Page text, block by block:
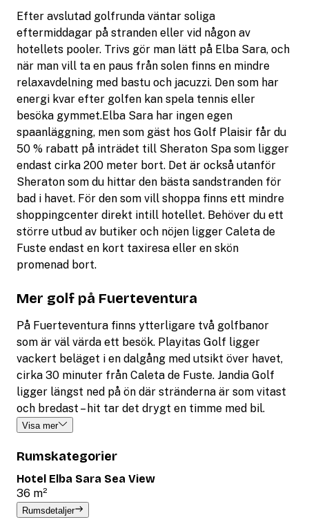
Efter avslutad golfrunda väntar soliga
eftermiddagar på stranden eller vid någon av
hotellets pooler. Trivs gör man lätt på Elba Sara, och
när man vill ta en paus från solen finns en mindre
relaxavdelning med bastu och jacuzzi. Den som har
energi kvar efter golfen kan spela tennis eller
besöka gymmet.Elba Sara har ingen egen
spaanläggning, men som gäst hos Golf Plaisir får du
50 % rabatt på inträdet till Sheraton Spa som ligger
endast cirka 200 meter bort. Det är också utanför
Sheraton som du hittar den bästa sandstranden för
bad i havet. För den som vill shoppa finns ett mindre
shoppingcenter direkt intill hotellet. Behöver du ett
större utbud av butiker och nöjen ligger Caleta de
Fuste endast en kort taxiresa eller en skön
promenad bort.
Mer golf på Fuerteventura
På Fuerteventura finns ytterligare två golfbanor
som är väl värda ett besök. Playitas Golf ligger
vackert beläget i en dalgång med utsikt över havet,
cirka 30 minuter från Caleta de Fuste. Jandia Golf
ligger längst ned på ön där stränderna är som vitast
och bredast – hit tar det drygt en timme med bil.
Visa mer
Rumskategorier
Hotel Elba Sara Sea View
36 m²
Rumsdetaljer